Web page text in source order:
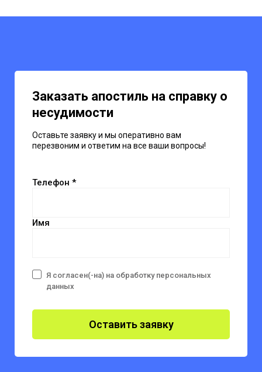
Заказать апостиль на справку о
несудимости
Оставьте заявку и мы оперативно вам
перезвоним и ответим на все ваши вопросы!
Телефон *
Имя
Оставить заявку
Я согласен(-на) на обработку персональных
данных